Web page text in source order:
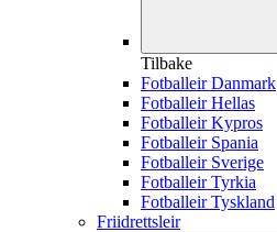
Tilbake
Fotballeir Danmark
Fotballeir Hellas
Fotballeir Kypros
Fotballeir Spania
Fotballeir Sverige
Fotballeir Tyrkia
Fotballeir Tyskland
Friidrettsleir